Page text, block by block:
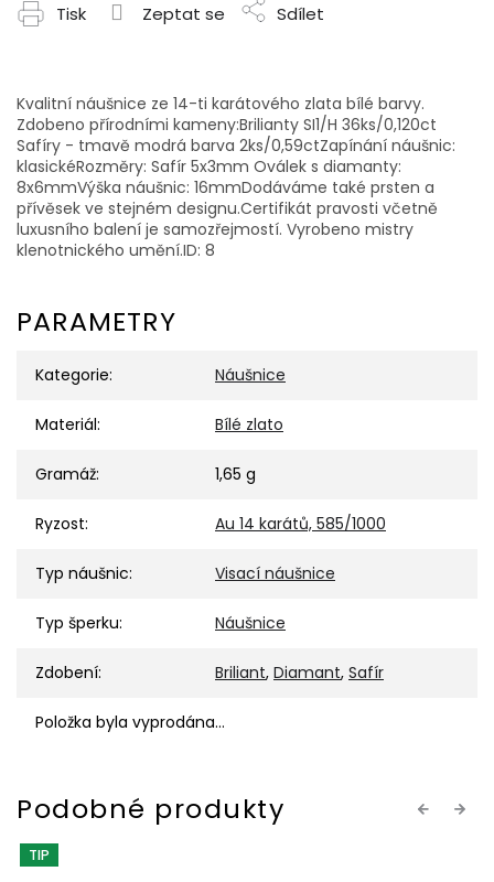
Tisk Zeptat se Sdílet
Kvalitní náušnice ze 14-ti karátového zlata bílé barvy.
Zdobeno přírodními kameny:Brilianty SI1/H 36ks/0,120ct
Safíry - tmavě modrá barva 2ks/0,59ctZapínání náušnic:
klasickéRozměry: Safír 5x3mm Oválek s diamanty:
8x6mmVýška náušnic: 16mmDodáváme také prsten a
přívěsek ve stejném designu.Certifikát pravosti včetně
luxusního balení je samozřejmostí. Vyrobeno mistry
klenotnického umění.ID: 8
PARAMETRY
Kategorie: Náušnice
Materiál: Bílé zlato
Gramáž: 1,65 g
Ryzost: Au 14 karátů, 585/1000
Typ náušnic: Visací náušnice
Typ šperku: Náušnice
Zdobení: Briliant, Diamant, Safír
Položka byla vyprodána…
Previous
TIP
Next